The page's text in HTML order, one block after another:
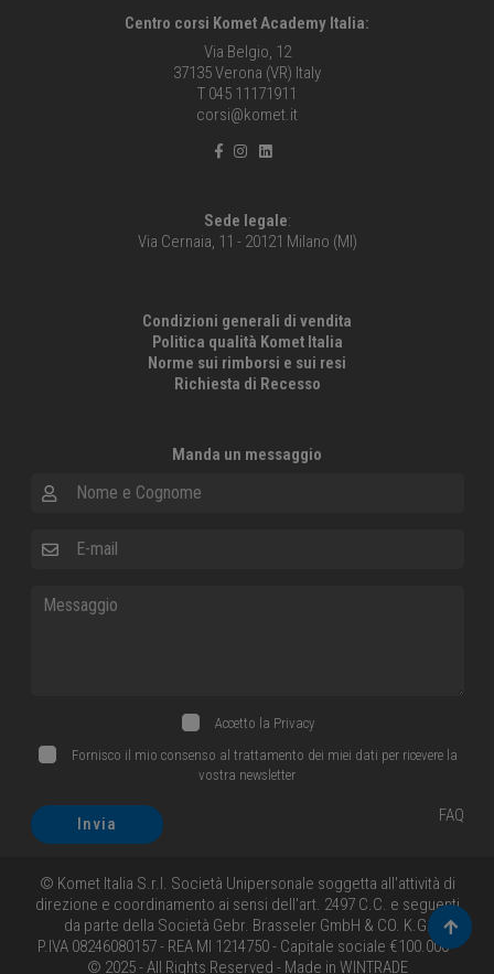
Centro corsi Komet Academy Italia:
Via Belgio, 12
37135 Verona (VR) Italy
T 045 11171911
corsi@komet.it
Sede legale:
Via Cernaia, 11 - 20121 Milano (MI)
Condizioni generali di vendita
Politica qualità Komet Italia
Norme sui rimborsi e sui resi
Richiesta di Recesso
Manda un messaggio
Accetto la Privacy
Fornisco il mio consenso al trattamento dei miei dati per ricevere la
vostra newsletter
Invia FAQ
© Komet Italia S.r.l. Società Unipersonale soggetta all'attività di
direzione e coordinamento ai sensi dell'art. 2497 C.C. e seguenti
da parte della Società Gebr. Brasseler GmbH & CO. K.G.
P.IVA 08246080157 - REA MI 1214750 - Capitale sociale €100.000 -
© 2025 - All Rights Reserved - Made in WINTRADE
Torna